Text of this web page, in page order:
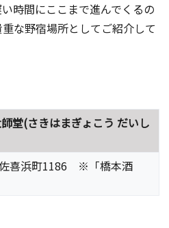
時間にここまで進んでくるの
な野宿場所としてご紹介して
堂(さきはまぎょこう だいし
喜浜町1186 ※「橋本酒